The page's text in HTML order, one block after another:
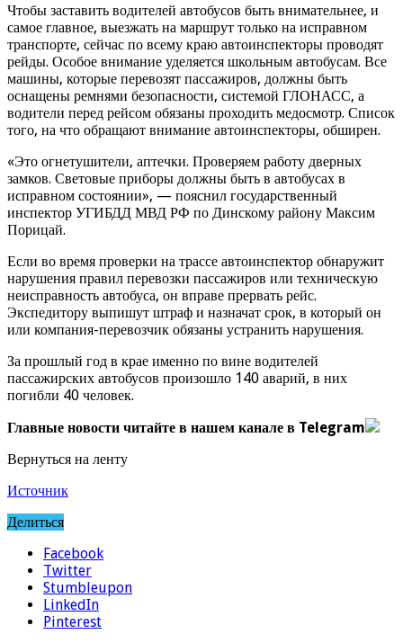
Чтобы заставить водителей автобусов быть внимательнее, и
самое главное, выезжать на маршрут только на исправном
транспорте, сейчас по всему краю автоинспекторы проводят
рейды. Особое внимание уделяется школьным автобусам. Все
машины, которые перевозят пассажиров, должны быть
оснащены ремнями безопасности, системой ГЛОНАСС, а
водители перед рейсом обязаны проходить медосмотр. Список
того, на что обращают внимание автоинспекторы, обширен.
«Это огнетушители, аптечки. Проверяем работу дверных
замков. Световые приборы должны быть в автобусах в
исправном состоянии», — пояснил государственный
инспектор УГИБДД МВД РФ по Динскому району Максим
Порицай.
Если во время проверки на трассе автоинспектор обнаружит
нарушения правил перевозки пассажиров или техническую
неисправность автобуса, он вправе прервать рейс.
Экспедитору выпишут штраф и назначат срок, в который он
или компания-перевозчик обязаны устранить нарушения.
За прошлый год в крае именно по вине водителей
пассажирских автобусов произошло 140 аварий, в них
погибли 40 человек.
Главные новости читайте в нашем канале в Telegram
Вернуться на ленту
Источник
Делиться
Facebook
Twitter
Stumbleupon
LinkedIn
Pinterest